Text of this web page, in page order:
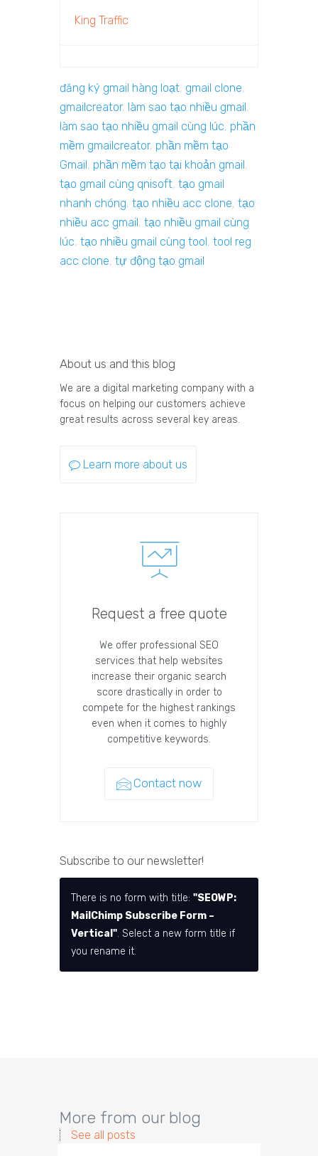
King Traffic
đăng ký gmail hàng loạt, gmail clone,
gmailcreator, làm sao tạo nhiều gmail ,
làm sao tạo nhiều gmail cùng lúc, phần
mềm gmailcreator, phần mềm tạo
Gmail , phần mềm tạo tại khoản gmail ,
tạo gmail cùng qnisoft, tạo gmail
nhanh chóng, tạo nhiều acc clone, tạo
nhiều acc gmail , tạo nhiều gmail cùng
lúc, tạo nhiều gmail cùng tool , tool reg
acc clone, tự động tạo gmail
About us and this blog
We are a digital marketing company with a
focus on helping our customers achieve
great results across several key areas.
Learn more about us
Request a free quote
We offer professional SEO
services that help websites
increase their organic search
score drastically in order to
compete for the highest rankings
even when it comes to highly
competitive keywords.
Contact now
Subscribe to our newsletter!
There is no form with title: "SEOWP:
MailChimp Subscribe Form –
Vertical". Select a new form title if
you rename it.
More from our blog
See all posts